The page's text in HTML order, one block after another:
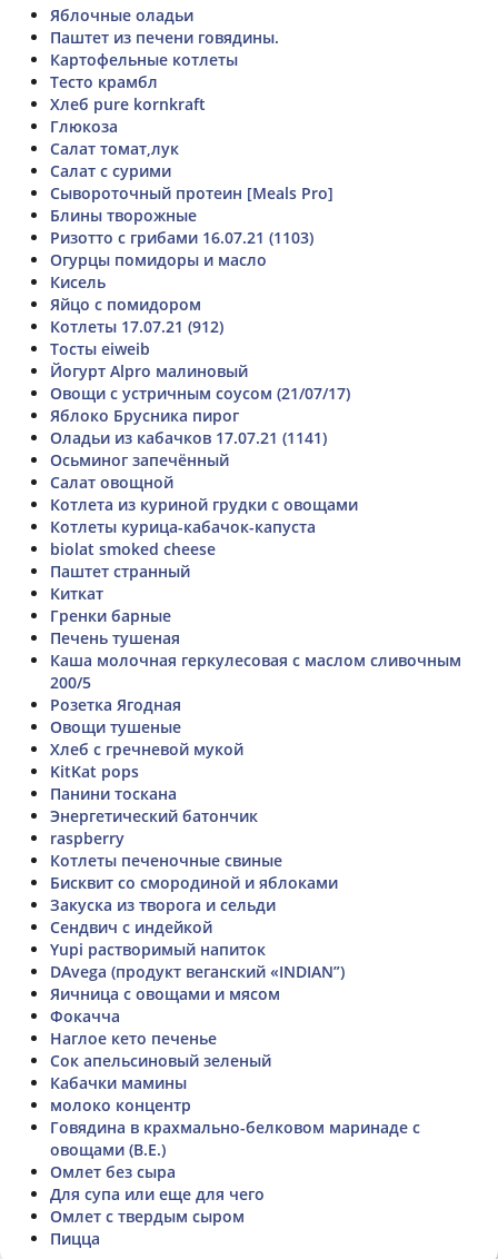
Яблочные оладьи
Паштет из печени говядины.
Картофельные котлеты
Тесто крамбл
Хлеб pure kornkraft
Глюкоза
Салат томат,лук
Салат с сурими
Сывороточный протеин [Meals Pro]
Блины творожные
Ризотто с грибами 16.07.21 (1103)
Огурцы помидоры и масло
Кисель
Яйцо с помидором
Котлеты 17.07.21 (912)
Тосты eiweib
Йогурт Alpro малиновый
Овощи с устричным соусом (21/07/17)
Яблоко Брусника пирог
Оладьи из кабачков 17.07.21 (1141)
Осьминог запечённый
Салат овощной
Котлета из куриной грудки с овощами
Котлеты курица-кабачок-капуста
biolat smoked cheese
Паштет странный
Киткат
Гренки барные
Печень тушеная
Каша молочная геркулесовая с маслом сливочным
200/5
Розетка Ягодная
Овощи тушеные
Хлеб с гречневой мукой
KitKat pops
Панини тоскана
Энергетический батончик
raspberry
Котлеты печеночные свиные
Бисквит со смородиной и яблоками
Закуска из творога и сельди
Сендвич с индейкой
Yupi растворимый напиток
DAvega (продукт веганский «INDIAN”)
Яичница с овощами и мясом
Фокачча
Наглое кето печенье
Сок апельсиновый зеленый
Кабачки мамины
молоко концентр
Говядина в крахмально-белковом маринаде с
овощами (В.Е.)
Омлет без сыра
Для супа или еще для чего
Омлет с твердым сыром
Пицца